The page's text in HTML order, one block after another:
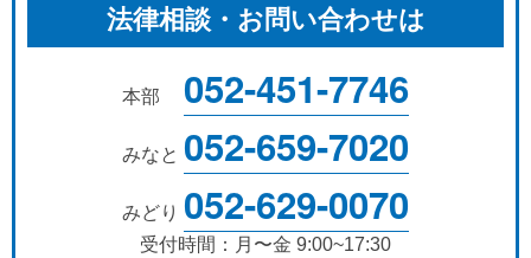
法律相談・お問い合わせは
本部 052-451-7746
みなと 052-659-7020
みどり 052-629-0070
受付時間：月〜金 9:00~17:30